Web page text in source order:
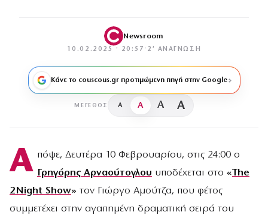
Newsroom
10.02.2025 · 20:57 · 2′ ΑΝΆΓΝΩΣΗ
Κάνε το couscous.gr προτιμώμενη πηγή στην Google
ΜΈΓΕΘΟΣ A A A A
Α πόψε, Δευτέρα 10 Φεβρουαρίου, στις 24:00 ο
Γρηγόρης Αρναούτογλου υποδέχεται στο «The
2Night Show» τον Γιώργο Αμούτζα, που φέτος
συμμετέχει στην αγαπημένη δραματική σειρά του